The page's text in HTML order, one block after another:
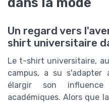
Un regard vers
shirt universitaire
Le t-shirt universitaire,
campus, a su s'adapter
élargir son
académiques. Alors que